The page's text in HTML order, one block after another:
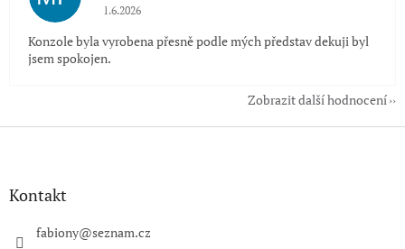
Hodnocení obchodu je 5 z 5 hvězdiček.
1.6.2026
Konzole byla vyrobena přesně podle mých představ dekuji byl
jsem spokojen.
Zobrazit další hodnocení
Z
Kontakt
fabiony@seznam.cz